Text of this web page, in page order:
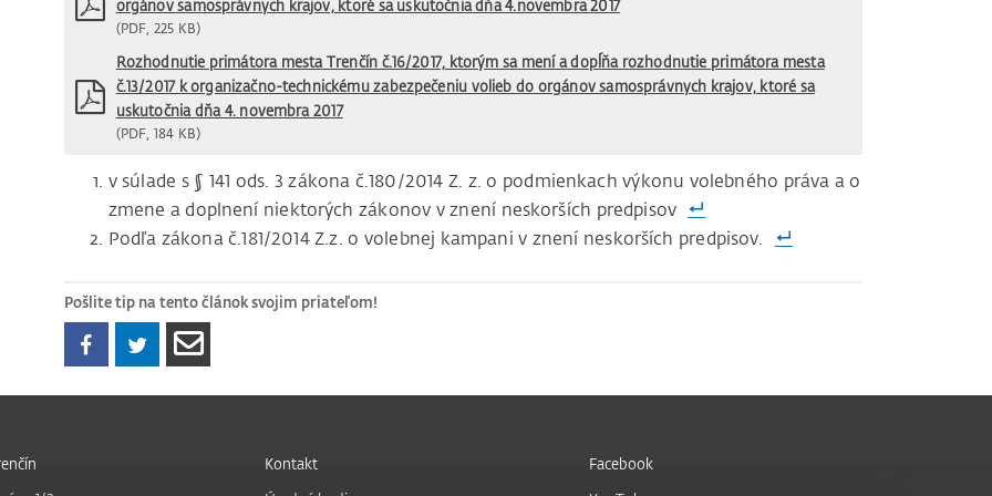
orgánov samosprávnych krajov, ktoré sa uskutočnia dňa 4.novembra 2017
(PDF, 225 KB)
Rozhodnutie primátora mesta Trenčín č.16/2017, ktorým sa mení a dopĺňa rozhodnutie primátora mesta
č.13/2017 k organizačno-technickému zabezpečeniu volieb do orgánov samosprávnych krajov, ktoré sa
uskutočnia dňa 4. novembra 2017
(PDF, 184 KB)
v súlade s § 141 ods. 3 zákona č.180/2014 Z. z. o podmienkach výkonu volebného práva a o
zmene a doplnení niektorých zákonov v znení neskorších predpisov
Podľa zákona č.181/2014 Z.z. o volebnej kampani v znení neskorších predpisov.
Pošlite tip na tento článok svojim priateľom!
Kontakt
Facebook